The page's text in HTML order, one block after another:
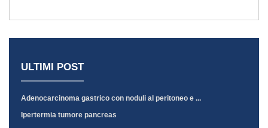
ULTIMI POST
Adenocarcinoma gastrico con noduli al peritoneo e ...
Ipertermia tumore pancreas